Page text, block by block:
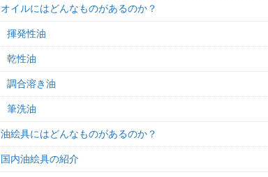
オイルにはどんなものがあるのか？
揮発性油
乾性油
調合溶き油
筆洗油
油絵具にはどんなものがあるのか？
国内油絵具の紹介